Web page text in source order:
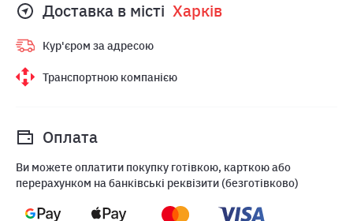
Доставка в місті Харкiв
Кур'єром за адресою
Транспортною компанією
Оплата
Ви можете оплатити покупку готівкою, карткою або
перерахунком на банківські реквізити (безготівково)